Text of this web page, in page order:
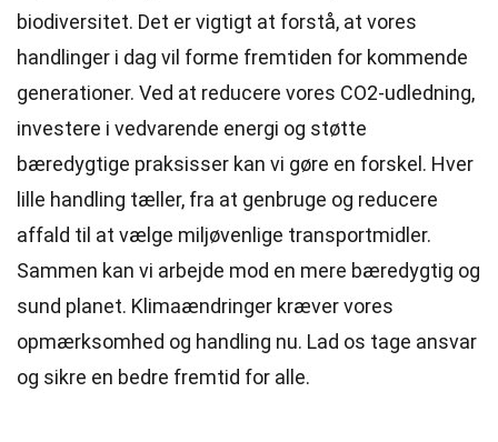
biodiversitet. Det er vigtigt at forstå, at vores
handlinger i dag vil forme fremtiden for kommende
generationer. Ved at reducere vores CO2-udledning,
investere i vedvarende energi og støtte
bæredygtige praksisser kan vi gøre en forskel. Hver
lille handling tæller, fra at genbruge og reducere
affald til at vælge miljøvenlige transportmidler.
Sammen kan vi arbejde mod en mere bæredygtig og
sund planet. Klimaændringer kræver vores
opmærksomhed og handling nu. Lad os tage ansvar
og sikre en bedre fremtid for alle.